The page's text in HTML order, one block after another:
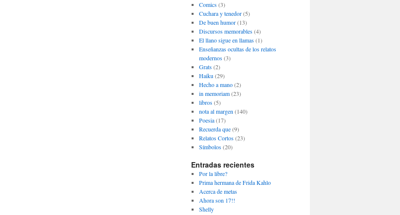
Comics(3)
Cuchara y tenedor(5)
De buen humor(13)
Discursos memorables(4)
El llano sigue en llamas(1)
Enseñanzas ocultas de los relatos
modernos(3)
Grats(2)
Haiku (29)
Hecho a mano(2)
in memoriam(23)
libros(5)
nota al margen (140)
Poesia(17)
Recuerda que(9)
Relatos Cortos(23)
Símbolos(20)
Entradas recientes
Por la libre?
Prima hermana de Frida Kahlo
Acerca de metas
Ahora son 17!!
Shelly